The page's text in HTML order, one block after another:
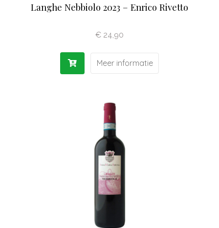
Langhe Nebbiolo 2023 – Enrico Rivetto
€ 24,90
Meer informatie